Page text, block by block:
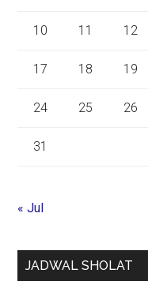
10 11 12
17 18 19
24 25 26
31
« Jul
JADWAL SHOLAT